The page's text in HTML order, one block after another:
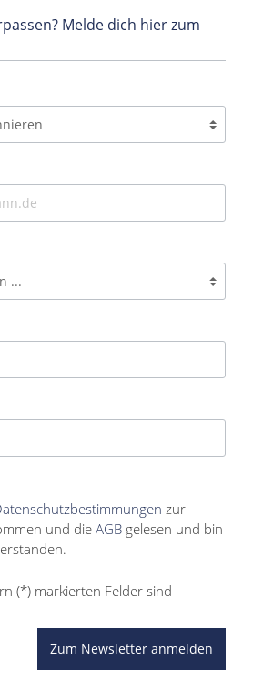
Melde dich hier zum
zur
und die AGB gelesen und bin
(*) markierten Felder sind
Zum Newsletter anmelden